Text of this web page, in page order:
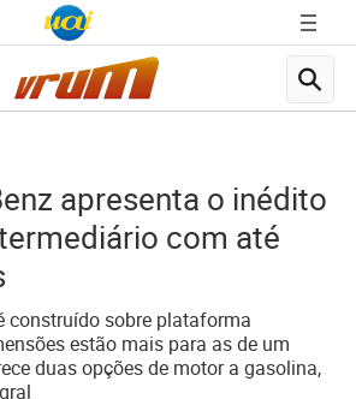
apresenta o inédito
com até
construído sobre plataforma
estão mais para as de um
duas opções de motor a gasolina,